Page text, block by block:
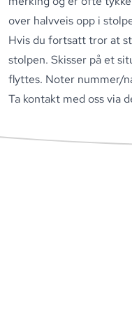
over halvveis opp i
Hvis du fortsatt tror at
stolpen. Skisser på et
flyttes. Noter nummer/
Ta kontakt med ossvia